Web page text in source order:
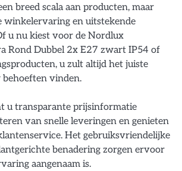
breed scala aan producten, maar
winkelervaring en uitstekende
u nu kiest voor de Nordlux
Rond Dubbel 2x E27 zwart IP54 of
u zult altijd het juiste
vinden.
u transparante prijsinformatie
van snelle leveringen en genieten
Het gebruiksvriendelijke
benadering zorgen ervoor
aangenaam is.